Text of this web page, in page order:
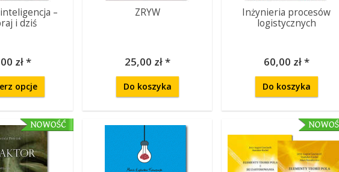
–
i dziś
zł *
opcje
ZRYW
25,00 zł *
Do koszyka
Inżynieria procesów
logistycznych
60,00 zł *
Do koszyka